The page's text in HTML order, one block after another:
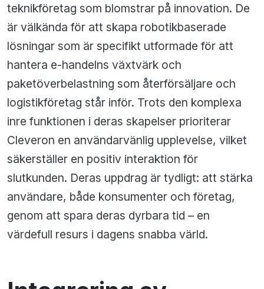
teknikföretag som blomstrar på innovation. De
är välkända för att skapa robotikbaserade
lösningar som är specifikt utformade för att
hantera e-handelns växtvärk och
paketöverbelastning som återförsäljare och
logistikföretag står inför. Trots den komplexa
inre funktionen i deras skapelser prioriterar
Cleveron en användarvänlig upplevelse, vilket
säkerställer en positiv interaktion för
slutkunden. Deras uppdrag är tydligt: att stärka
användare, både konsumenter och företag,
genom att spara deras dyrbara tid – en
värdefull resurs i dagens snabba värld.